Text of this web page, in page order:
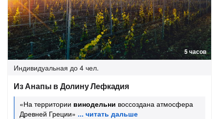
5 часов
Индивидуальная до 4 чел.
Из Анапы в Долину Лефкадия
«На территории винодельни воссоздана атмосфера
Древней Греции»